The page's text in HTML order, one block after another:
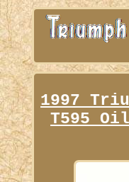
1997
T595